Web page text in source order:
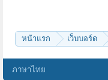
หน้าแรก เว็บบอร์ด
ภาษาไทย